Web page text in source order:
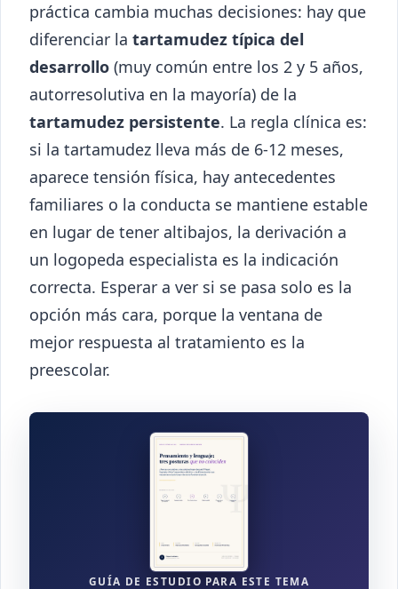
práctica cambia muchas decisiones: hay que
diferenciar la tartamudez típica del
desarrollo (muy común entre los 2 y 5 años,
autorresolutiva en la mayoría) de la
tartamudez persistente. La regla clínica es:
si la tartamudez lleva más de 6-12 meses,
aparece tensión física, hay antecedentes
familiares o la conducta se mantiene estable
en lugar de tener altibajos, la derivación a
un logopeda especialista es la indicación
correcta. Esperar a ver si se pasa solo es la
opción más cara, porque la ventana de
mejor respuesta al tratamiento es la
preescolar.
GUÍA DE ESTUDIO PARA ESTE TEMA